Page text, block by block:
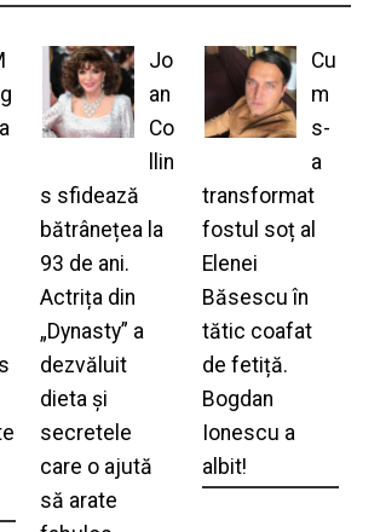
Jo
an
Co
llin
s sfidează
bătrânețea la
93 de ani.
Actrița din
„Dynasty” a
dezvăluit
dieta și
secretele
care o ajută
să arate
Cu
m
s-
a
transformat
fostul soț al
Elenei
Băsescu în
tătic coafat
de fetiță.
Bogdan
Ionescu a
albit!